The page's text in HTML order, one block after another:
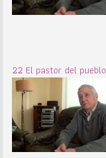
22 El pastor del pueblo